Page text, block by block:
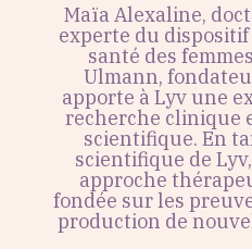
Maïa Alexaline,
experte du
santé des
Ulmann,
apporte à Lyv une
recherche clinique
scientifique. En
scientifique de
approche
fondée sur les
production de